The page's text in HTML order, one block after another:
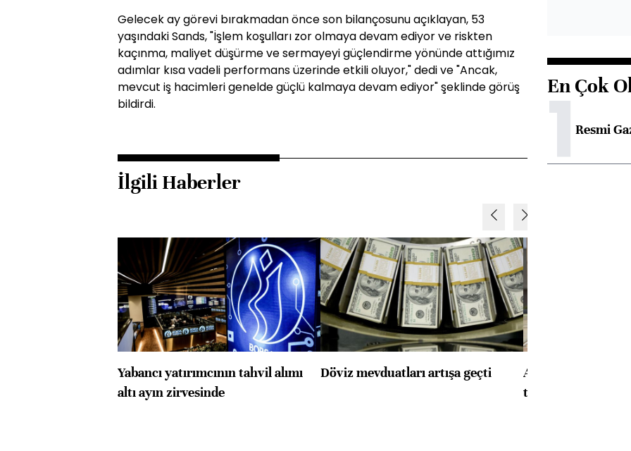
Gelecek ay görevi bırakmadan önce son bilançosunu açıklayan, 53
yaşındaki Sands, "İşlem koşulları zor olmaya devam ediyor ve riskten
kaçınma, maliyet düşürme ve sermayeyi güçlendirme yönünde attığımız
adımlar kısa vadeli performans üzerinde etkili oluyor," dedi ve "Ancak,
mevcut iş hacimleri genelde güçlü kalmaya devam ediyor" şeklinde görüş
bildirdi.
İlgili Haberler
Yabancı yatırımcının tahvil alımı
altı ayın zirvesinde
Döviz mevduatları artışa geçti
ABD'de konut
toparlandı
En Çok
1Resmi